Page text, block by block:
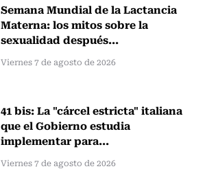
Semana Mundial de la Lactancia
Materna: los mitos sobre la
sexualidad después...
Viernes 7 de agosto de 2026
41 bis: La "cárcel estricta" italiana
que el Gobierno estudia
implementar para...
Viernes 7 de agosto de 2026